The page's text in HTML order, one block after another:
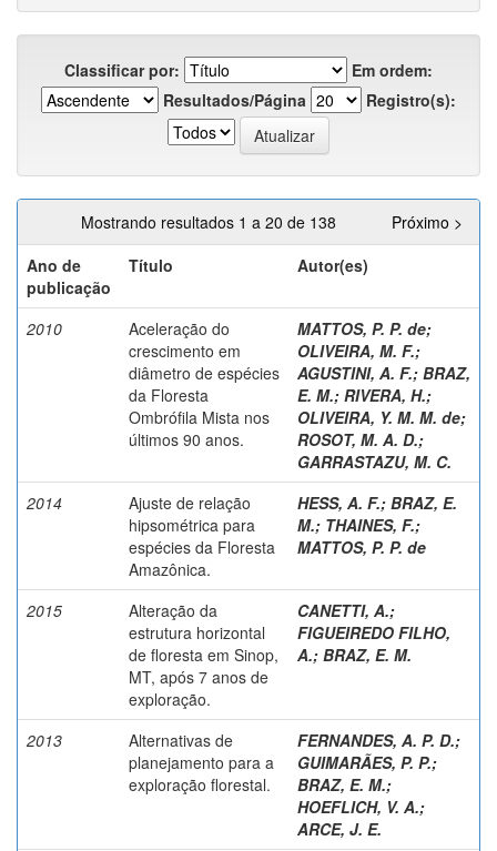
Classificar por:
Em ordem:
Resultados/Página
Registro(s):
Mostrando resultados 1 a 20 de 138
Próximo >
Ano de
publicação
Título Autor(es)
2010
Aceleração do
crescimento em
diâmetro de espécies
da Floresta
Ombrófila Mista nos
últimos 90 anos.
MATTOS, P. P. de;
OLIVEIRA, M. F.;
AGUSTINI, A. F.; BRAZ,
E. M.; RIVERA, H.;
OLIVEIRA, Y. M. M. de;
ROSOT, M. A. D.;
GARRASTAZU, M. C.
2014
Ajuste de relação
hipsométrica para
espécies da Floresta
Amazônica.
HESS, A. F.; BRAZ, E.
M.; THAINES, F.;
MATTOS, P. P. de
2015
Alteração da
estrutura horizontal
de floresta em Sinop,
MT, após 7 anos de
exploração.
CANETTI, A.;
FIGUEIREDO FILHO,
A.; BRAZ, E. M.
2013
Alternativas de
planejamento para a
exploração florestal.
FERNANDES, A. P. D.;
GUIMARÃES, P. P.;
BRAZ, E. M.;
HOEFLICH, V. A.;
ARCE, J. E.